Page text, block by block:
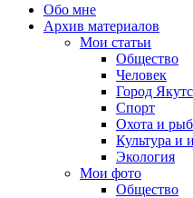
Обо мне
Архив материалов
Мои статьи
Общество
Человек
Город
Спорт
Охота и
Культура и
Экология
Мои фото
Общество